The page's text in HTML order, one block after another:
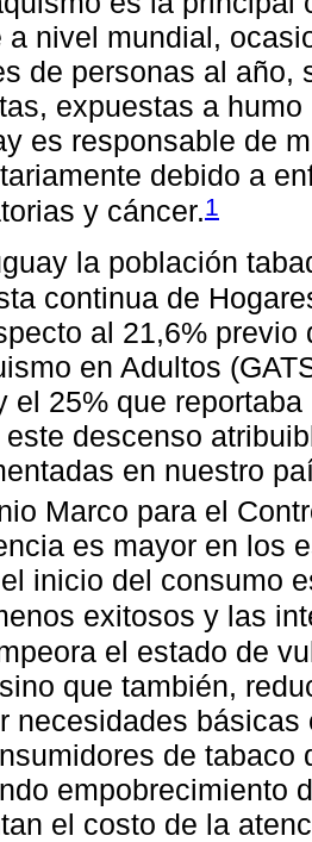
a nivel mundial,
de personas al año,
expuestas a
es responsable de
debido a
y cáncer.1
la población
continua de
al 21,6%
en Adultos
el 25% que
este descenso
en nuestro
Marco para el
es mayor en los
inicio del consumo
exitosos y las
el estado de
que también,
necesidades
de tabaco
empobrecimiento
el costo de la